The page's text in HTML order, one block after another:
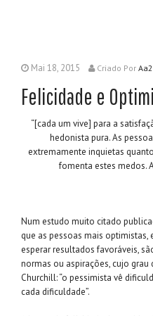
Mai 18, 2015 Criado Por
Felicidade e
“[cada um vive] para a
hedonista pura. As
extremamente inquietas
fomenta estes medos.
Num estudo muito citado
que as pessoas mais
esperar resultados favoráveis,
normas ou aspirações, cujo
Churchill: “o pessimista vê
cada dificuldade”.